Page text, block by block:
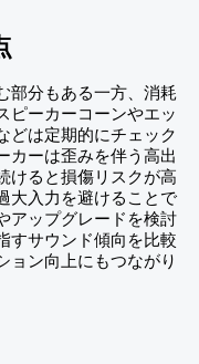
部分もある一方、消耗
ピーカーコーンやエッ
どは定期的にチェック
カーは歪みを伴う高出
けると損傷リスクが高
大入力を避けることで
アップグレードを検討
すサウンド傾向を比較
ョン向上にもつながり